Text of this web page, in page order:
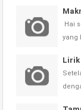
Hai
yang
Lirik